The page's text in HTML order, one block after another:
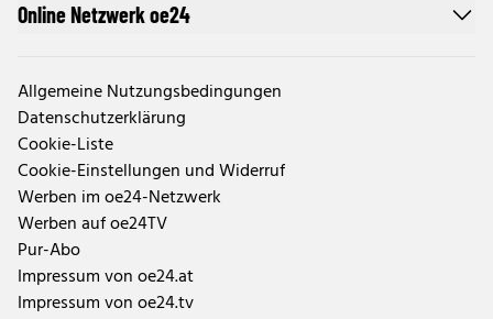
Online Netzwerk oe24
Allgemeine Nutzungsbedingungen
Datenschutzerklärung
Cookie-Liste
Cookie-Einstellungen und Widerruf
Werben im oe24-Netzwerk
Werben auf oe24TV
Pur-Abo
Impressum von oe24.at
Impressum von oe24.tv